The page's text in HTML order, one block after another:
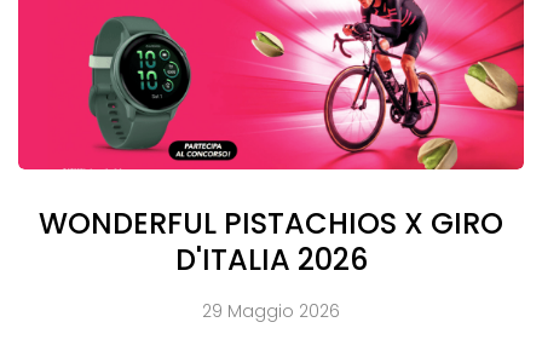
WONDERFUL PISTACHIOS X GIRO
D'ITALIA 2026
29 Maggio 2026